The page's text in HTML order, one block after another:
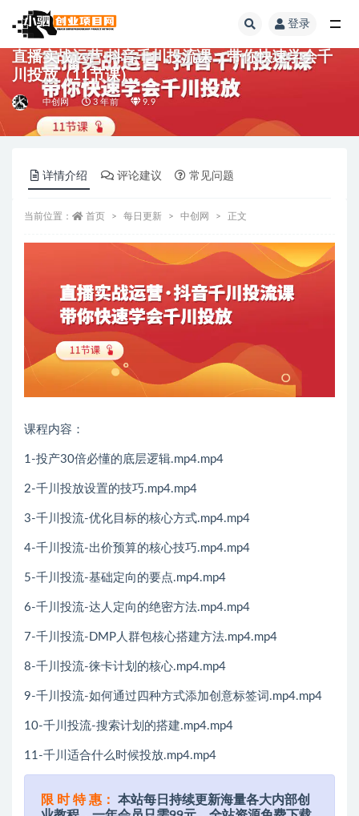
登录
直播实战运营·抖音千川投流课，带你快速学会千
川投放（11节课）
中创网 3 年前 9.9
详情介绍 评论建议 常见问题
当前位置： 首页 每日更新 中创网 正文
课程内容：
1-投产30倍必懂的底层逻辑.mp4.mp4
2-千川投放设置的技巧.mp4.mp4
3-千川投流-优化目标的核心方式.mp4.mp4
4-千川投流-出价预算的核心技巧.mp4.mp4
5-千川投流-基础定向的要点.mp4.mp4
6-千川投流-达人定向的绝密方法.mp4.mp4
7-千川投流-DMP人群包核心搭建方法.mp4.mp4
8-千川投流-徕卡计划的核心.mp4.mp4
9-千川投流-如何通过四种方式添加创意标签词.mp4.mp4
10-千川投流-搜索计划的搭建.mp4.mp4
11-千川适合什么时候投放.mp4.mp4
限 时 特 惠：
本站每日持续更新海量各大内部创